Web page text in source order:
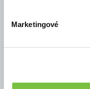
Marketingové